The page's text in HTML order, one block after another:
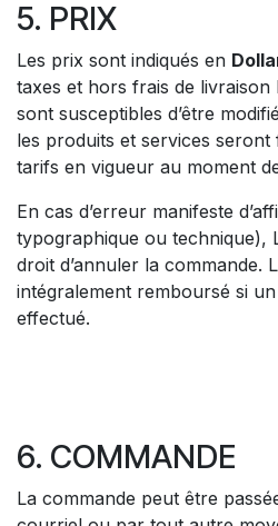
5. PRIX
Les prix sont indiqués en
taxes et hors frais de livraison
sont susceptibles d’être
les produits et services
tarifs en vigueur au moment
En cas d’erreur manifeste
typographique ou technique),
droit d’annuler la commande.
intégralement remboursé si
effectué.
6. COMMANDE
La commande peut être